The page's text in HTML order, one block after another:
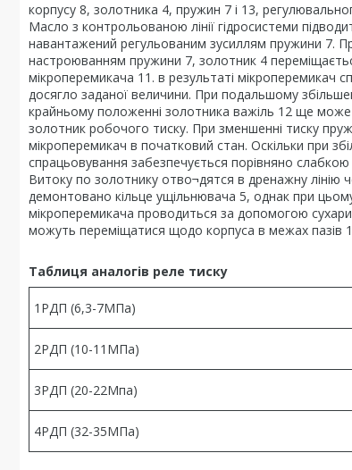
корпусу 8, золотника 4, пружин 7 і 13,
Масло з контрольованою лінії гідросистеми
навантажений регульованим зусиллям пружини 7.
настроюванням пружини 7, золотник 4
мікроперемикача 11. в результаті мікроперемикач
досягло заданої величини. При подальшому
крайньому положенні золотника важіль 12 ще
золотник робочого тиску. При зменшенні тиску
мікроперемикач в початковий стан. Оскільки при
спрацьовування забезпечується порівняно
Витоку по золотнику отво¬дятся в дренажну лінію
демонтовано кільце ущільнювача 5, однак при
мікроперемикача проводиться за допомогою
можуть переміщатися щодо корпуса в межах пазів
Таблиця аналогів реле тиску
1РДП (6,3-7МПа)
2РДП (10-11МПа)
3РДП (20-22Мпа)
4РДП (32-35МПа)